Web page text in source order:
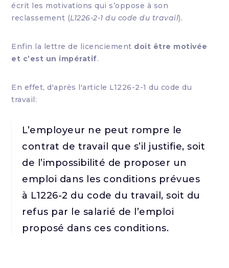
écrit les motivations qui s’oppose à son
reclassement (L1226-2-1 du code du travail).
Enfin la lettre de licenciement doit être motivée
et c’est un impératif.
En effet, d'après l'article L1226-2-1 du code du
travail:
L’employeur ne peut rompre le
contrat de travail que s’il justifie, soit
de l’impossibilité de proposer un
emploi dans les conditions prévues
à L1226-2 du code du travail, soit du
refus par le salarié de l’emploi
proposé dans ces conditions.